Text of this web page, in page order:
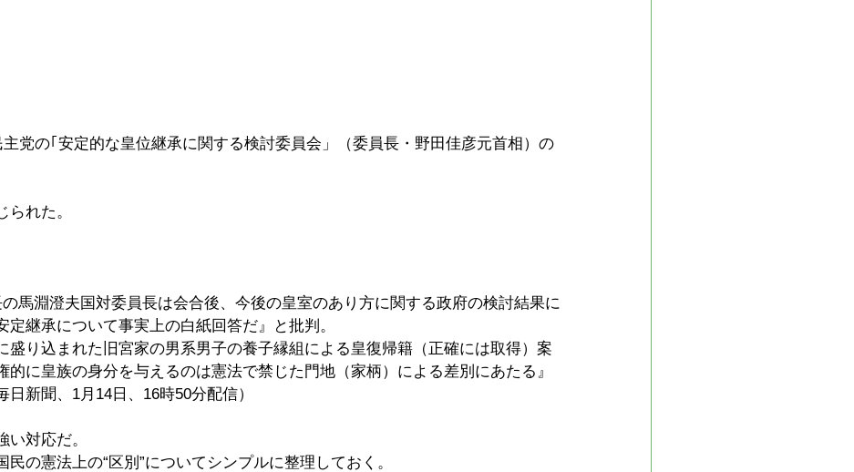
党の｢安定的な皇位継承に関する検討委員会」（委員長・野田佳彦元首相）の
られた。
馬淵澄夫国対委員長は会合後、今後の皇室のあり方に関する政府の検討結果に
定継承について事実上の白紙回答だ』と批判。
盛り込まれた旧宮家の男系男子の養子縁組による皇復帰籍（正確には取得）案
的に皇族の身分を与えるのは憲法で禁じた門地（家柄）による差別にあたる』
日新聞、1月14日、16時50分配信）
い対応だ。
民の憲法上の“区別”についてシンプルに整理しておく。